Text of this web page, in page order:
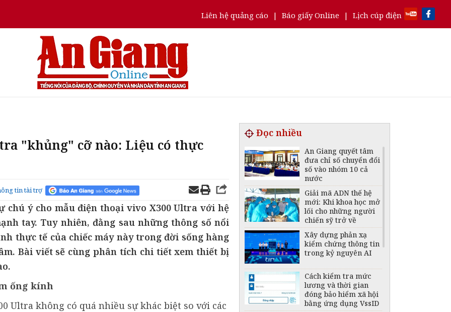
Liên hệ quảng cáo | Báo giấy Online | Lịch cúp điện
"khủng" cỡ nào: Liệu có thực
tin tài trợ
ý cho mẫu điện thoại vivo X300 Ultra với hệ
tay. Tuy nhiên, đằng sau những thông số nổi
thực tế của chiếc máy này trong đời sống hàng
Bài viết sẽ cùng phân tích chi tiết xem thiết bị
ống kính
Ultra không có quá nhiều sự khác biệt so với các
Đọc nhiều
An Giang quyết tâm
đưa chỉ số chuyển đổi
số vào nhóm 10 cả
nước
Giải mã ADN thế hệ
mới: Khi khoa học mở
lối cho những người
chiến sỹ trở về
Xây dựng phản xạ
kiểm chứng thông tin
trong kỷ nguyên AI
Cách kiểm tra mức
lương và thời gian
đóng bảo hiểm xã hội
bằng ứng dụng VssID